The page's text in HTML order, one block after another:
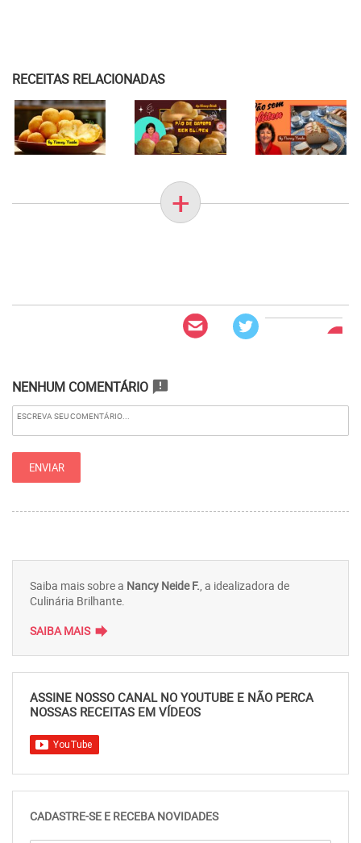
RECEITAS RELACIONADAS
+
NENHUM COMENTÁRIO announcement
Saiba mais sobre a Nancy Neide F., a idealizadora de
Culinária Brilhante.
SAIBA MAIS forward
ASSINE NOSSO CANAL NO YOUTUBE E NÃO PERCA
NOSSAS RECEITAS EM VÍDEOS
CADASTRE-SE E RECEBA NOVIDADES